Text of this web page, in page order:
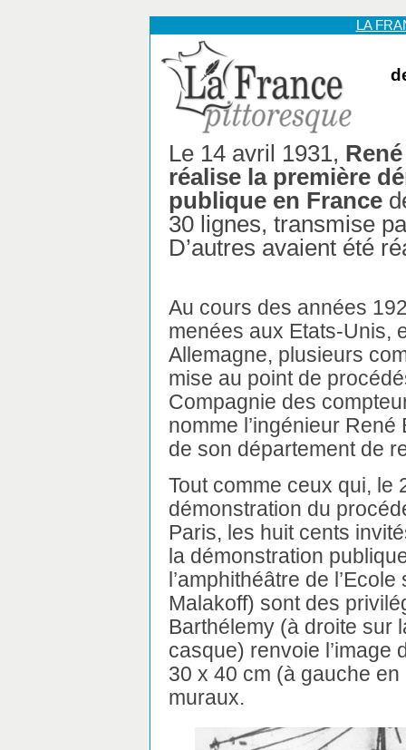
LA
Le 14 avril 1931,
réalise la première
publique en France
30 lignes, transmise
D’autres avaient été
Au cours des années
menées aux Etats-Unis,
Allemagne, plusieurs
mise au point de
Compagnie des
nomme l’ingénieur
de son département de
Tout comme ceux qui, le
démonstration du
Paris, les huit cents
la démonstration
l’amphithéâtre de
Malakoff) sont des
Barthélemy (à droite sur
casque) renvoie l’image
30 x 40 cm (à gauche
muraux.